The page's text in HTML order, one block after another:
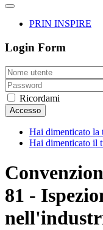
PRIN INSPIRE
Login Form
Ricordami
Accesso
Hai dimenticato la
Hai dimenticato il
81 -